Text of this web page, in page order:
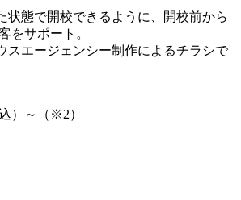
状態で開校できるように、開校前から
をサポート。
スエージェンシー制作によるチラシで
）～（※2）